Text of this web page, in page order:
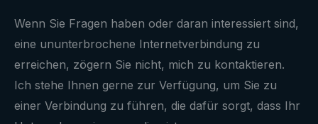
Wenn Sie Fragen haben oder daran interessiert sind,
eine ununterbrochene Internetverbindung zu
erreichen, zögern Sie nicht, mich zu kontaktieren.
Ich stehe Ihnen gerne zur Verfügung, um Sie zu
einer Verbindung zu führen, die dafür sorgt, dass Ihr